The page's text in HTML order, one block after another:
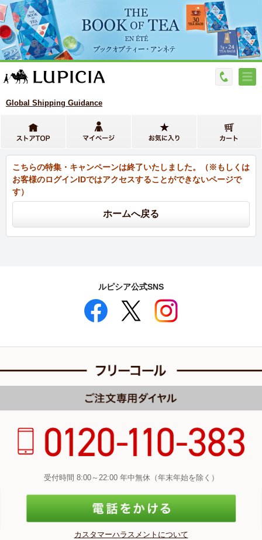
Global Shipping Guidance
こちらの特集・キャンペーンは終了いたしました。（※もしくは
お客様のログインIDではアクセスすることができないページで
す）
ルピシア公式SNS
受付時間 8:00～22:00 年中無休（年末年始を除く）
カスタマーハラスメントについて